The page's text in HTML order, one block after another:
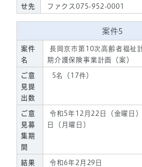
せ先
ファクス075-952-0001
案件5
案件
名
長岡京市第10次高齢者福祉
期介護保険事業計画（案）
ご意
見提
出数
5名（17件）
ご意
見募
集期
間
令和5年12月22日（金曜日
日（月曜日）
結果
令和6年2月29日